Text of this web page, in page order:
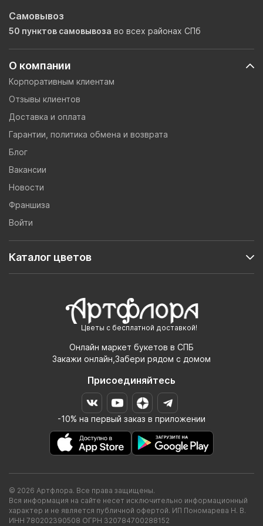
Цветы с бесплатной доставкой!
Онлайн маркет букетов в СПБ
Закажи онлайн,Забери рядом с домом
Присоединяйтесь
-10% на первый заказ в приложении
О компании
Корпоративным клиентам
Отзывы клиентов
Доставка и оплата
Гарантии, политика обмена и возврата
Блог
Вакансии
Новости
Франшиза
Войти
Каталог цветов
Самовывоз
50 пунктов самовывоза во всех районах СПб
© 2026 Артфлора. Все права защищены.
Вся информация на сайте несет исключительно информационный
характер и не является публичной офертой. ИП Пономарева Н. В.
ИНН 780202390508 ОГРН 320784700288152